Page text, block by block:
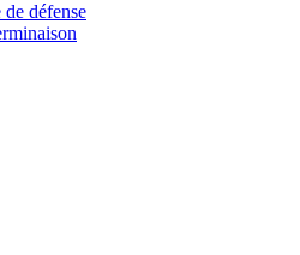
de défense